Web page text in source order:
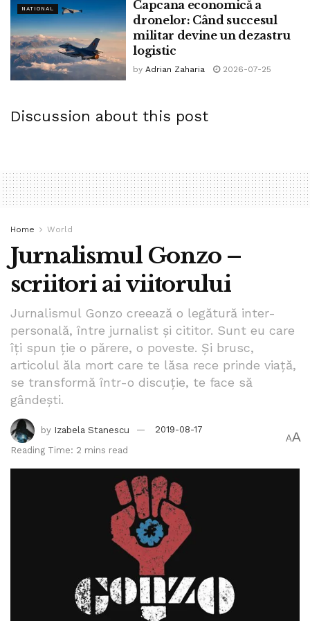
NATIONAL
Capcana economică a
dronelor: Când succesul
militar devine un dezastru
logistic
by Adrian Zaharia 2026-07-25
Discussion about this post
Home World
Jurnalismul Gonzo –
scriitori ai viitorului
Jurnalismul Gonzo creează o legătură inter-
personală, între jurnalist și cititor. Sunt eu care
îți spun ție o părere, o poveste. Și brusc,
articolul ăla mort care te lăsa rece prinde viață,
se transformă într-o discuție, te face să
gândești.
by Izabela Stanescu
2019-08-17
Reading Time: 2 mins read
AA